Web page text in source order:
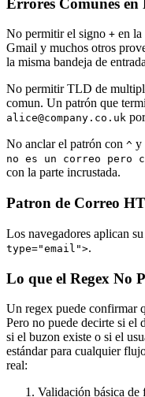
No permitir el signo + en la
Gmail y muchos otros
la misma bandeja de
No permitir TLD de
comun. Un patrón que
alice@company.co.uk
No anclar el patrón con ^ y
no es un correo pero
con la parte incrustada.
Patron de Correo
Los navegadores aplican
type="email">.
Lo que el Regex No
Un regex puede confirmar
Pero no puede decirte si
si el buzon existe o si el
estándar para cualquier
real:
Validación básica de